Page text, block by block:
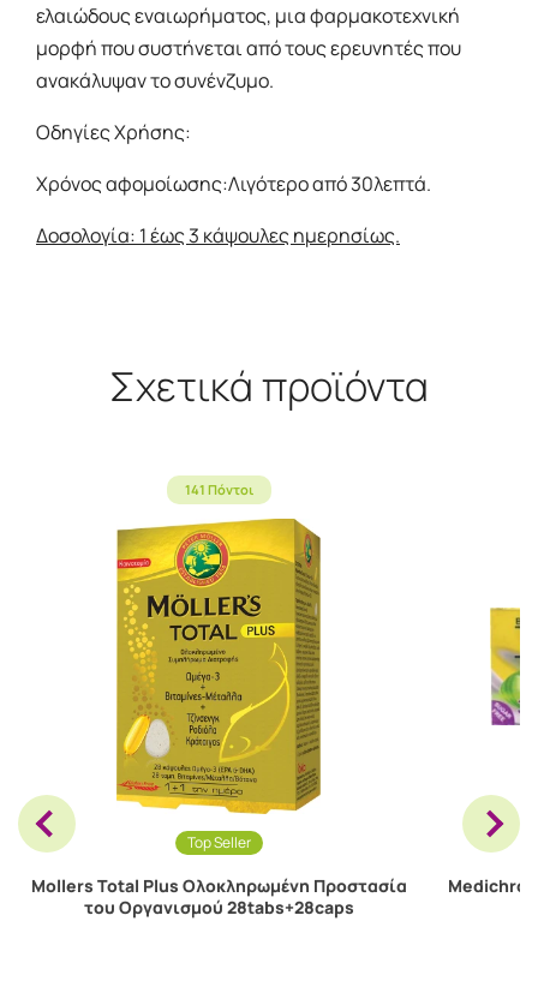
ελαιώδους εναιωρήματος, μια φαρμακοτεχνική
μορφή που συστήνεται από τους ερευνητές που
ανακάλυψαν το συνένζυμο.
Οδηγίες Χρήσης:
Χρόνος αφομοίωσης:Λιγότερο από 30λεπτά.
Δοσολογία: 1 έως 3 κάψουλες ημερησίως.
Σχετικά προϊόντα
141 Πόντοι
Top Seller
Mollers Total Plus Oλοκληρωμένη Προστασία
του Οργανισμού 28tabs+28caps